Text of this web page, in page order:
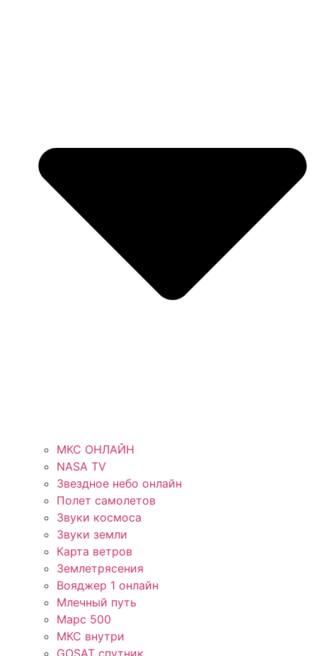
МКС ОНЛАЙН
NASA TV
Звездное небо онлайн
Полет самолетов
Звуки космоса
Звуки земли
Карта ветров
Землетрясения
Вояджер 1 онлайн
Млечный путь
Марс 500
МКС внутри
GOSAT спутник